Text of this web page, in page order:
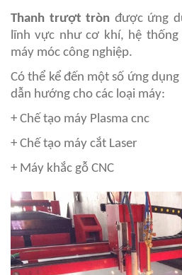
Thanh trượt tròn được ứng
lĩnh vực như cơ khí, hệ thống
máy móc công nghiệp.
Có thể kể đến một số ứng
dẫn hướng cho các loại máy:
+ Chế tạo máy Plasma cnc
+ Chế tạo máy cắt Laser
+ Máy khắc gỗ CNC